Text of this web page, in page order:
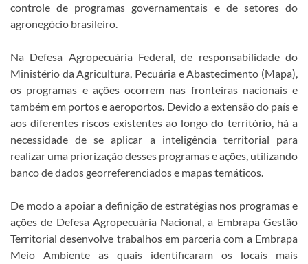
controle de programas governamentais e de setores do
agronegócio brasileiro.
Na Defesa Agropecuária Federal, de responsabilidade do
Ministério da Agricultura, Pecuária e Abastecimento (Mapa),
os programas e ações ocorrem nas fronteiras nacionais e
também em portos e aeroportos. Devido a extensão do país e
aos diferentes riscos existentes ao longo do território, há a
necessidade de se aplicar a inteligência territorial para
realizar uma priorização desses programas e ações, utilizando
banco de dados georreferenciados e mapas temáticos.
De modo a apoiar a definição de estratégias nos programas e
ações de Defesa Agropecuária Nacional, a Embrapa Gestão
Territorial desenvolve trabalhos em parceria com a Embrapa
Meio Ambiente as quais identificaram os locais mais